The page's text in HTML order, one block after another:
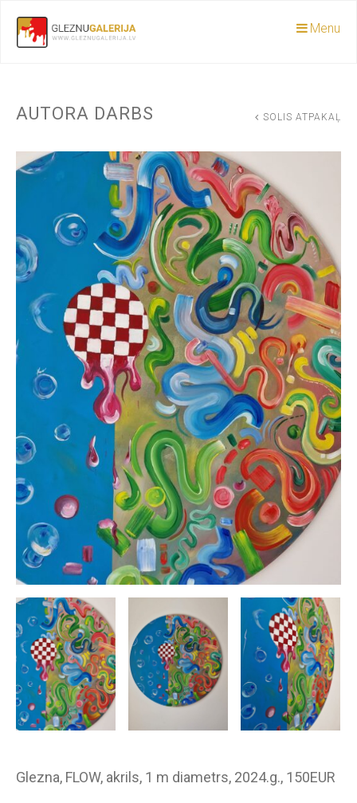
Menu
AUTORA DARBS SOLIS ATPAKAĻ
Glezna, FLOW, akrils, 1 m diametrs, 2024.g., 150EUR